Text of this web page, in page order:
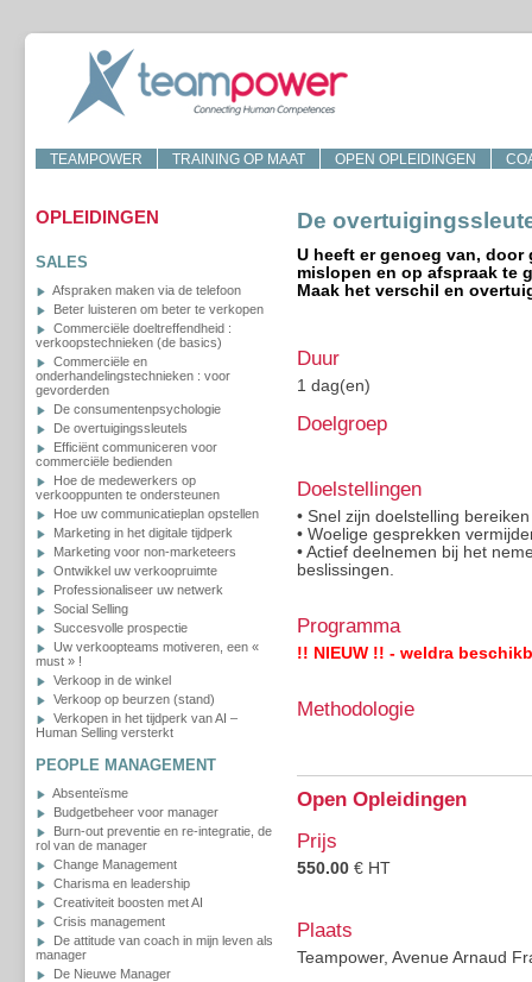
TEAMPOWER TRAINING OP MAAT OPEN OPLEIDINGEN
OPLEIDINGEN
SALES
Afspraken maken via de telefoon
Beter luisteren om beter te verkopen
Commerciële doeltreffendheid :
verkoopstechnieken (de basics)
Commerciële en
onderhandelingstechnieken : voor
gevorderden
De consumentenpsychologie
De overtuigingssleutels
Efficiënt communiceren voor
commerciële bedienden
Hoe de medewerkers op
verkooppunten te ondersteunen
Hoe uw communicatieplan opstellen
Marketing in het digitale tijdperk
Marketing voor non-marketeers
Ontwikkel uw verkoopruimte
Professionaliseer uw netwerk
Social Selling
Succesvolle prospectie
Uw verkoopteams motiveren, een «
must » !
Verkoop in de winkel
Verkoop op beurzen (stand)
Verkopen in het tijdperk van AI –
Human Selling versterkt
PEOPLE MANAGEMENT
Absenteïsme
Budgetbeheer voor manager
Burn-out preventie en re-integratie, de
rol van de manager
Change Management
Charisma en leadership
Creativiteit boosten met AI
Crisis management
De attitude van coach in mijn leven als
manager
De Nieuwe Manager
De
U heeft er genoeg van,
mislopen en op afspraak te
Maak het verschil en
Duur
1 dag(en)
Doelgroep
Doelstellingen
• Snel zijn doelstelling
• Woelige gesprekken
• Actief deelnemen bij het
beslissingen.
Programma
!! NIEUW !! - weldra
Methodologie
Open Opleidingen
Prijs
550.00 € HT
Plaats
Teampower, Avenue Arnaud